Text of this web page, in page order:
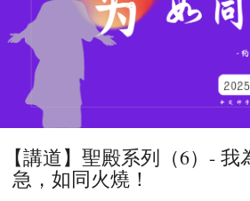
03 利未記
04 民數記 05 申命記
06
07 士師記
08 路得記
10 撒母耳記下
12 列王
15 以斯拉記
17 以斯帖記
19 詩篇
20 箴言 21 傳道書
23 以賽
25 耶利米哀歌
27 但以理書
28 何西
29 約珥書
30 阿摩司書
【講道】聖殿系列（6）-
急，如同火燒！